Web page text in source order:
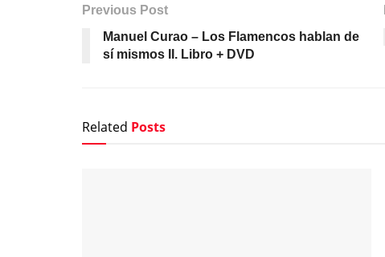
Previous Post
Manuel Curao – Los Flamencos hablan de
sí mismos II. Libro + DVD
Related Posts